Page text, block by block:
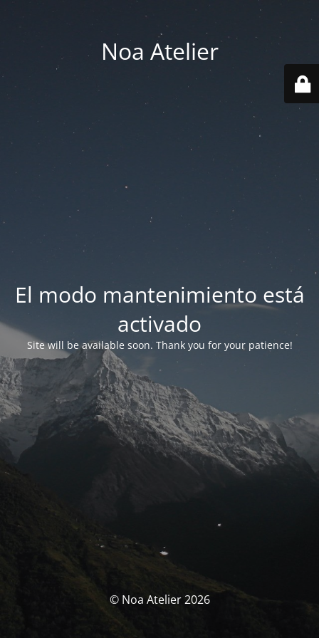
Noa Atelier
El modo mantenimiento está
activado
Site will be available soon. Thank you for your patience!
© Noa Atelier 2026